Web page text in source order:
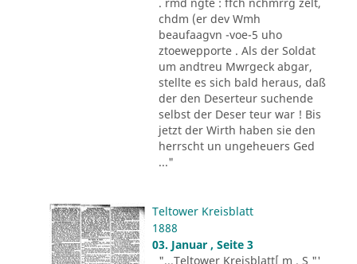
chdm (er dev Wmh
beaufaagvn -voe-5 uho
ztoewepporte . Als der Soldat
um andtreu Mwrgeck abgar,
stellte es sich bald heraus, daß
der den Deserteur suchende
selbst der Deser teur war ! Bis
jetzt der Wirth haben sie den
herrscht un ungeheuers Ged
..."
Teltower Kreisblatt
1888
03. Januar , Seite 3
"...Teltower Kreisblatt[ m . S "'